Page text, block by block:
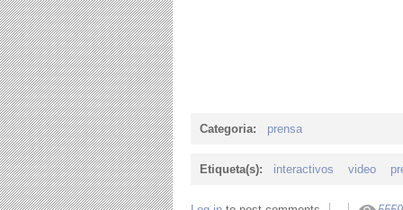
Categoria: prensa
Etiqueta(s): interactivos video